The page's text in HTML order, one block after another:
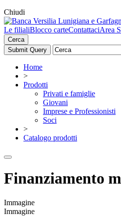
Chiudi
Le filialiBlocco carteContattaciArea
Cerca
Home
>
Prodotti
Privati e famiglie
Giovani
Imprese e Professionisti
Soci
>
Catalogo prodotti
Finanziamento
Immagine
Immagine